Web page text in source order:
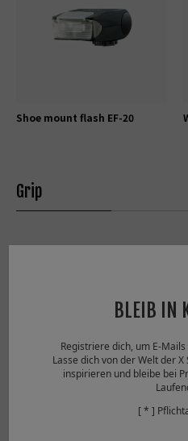
Shoe mount flash EF-20
Grip
BLEIB IN
Registriere dich, um E-
Lasse dich von der Welt der X
inspirieren und bleibe bei
[ * ]